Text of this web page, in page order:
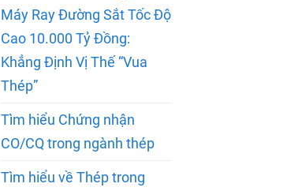
Máy Ray Đường Sắt Tốc Độ
Cao 10.000 Tỷ Đồng:
Khẳng Định Vị Thế “Vua
Thép”
Tìm hiểu Chứng nhận
CO/CQ trong ngành thép
Tìm hiểu về Thép trong